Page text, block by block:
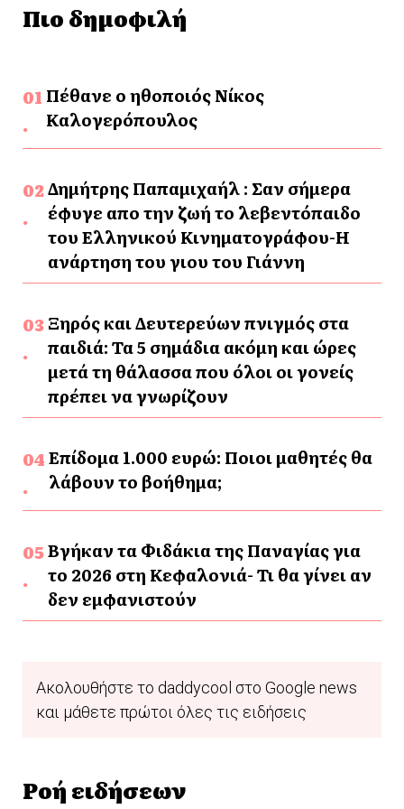
Πιο δημοφιλή
Πέθανε ο ηθοποιός Νίκος
Καλογερόπουλος
Δημήτρης Παπαμιχαήλ : Σαν σήμερα
έφυγε απο την ζωή το λεβεντόπαιδο
του Ελληνικού Κινηματογράφου-Η
ανάρτηση του γιου του Γιάννη
Ξηρός και Δευτερεύων πνιγμός στα
παιδιά: Τα 5 σημάδια ακόμη και ώρες
μετά τη θάλασσα που όλοι οι γονείς
πρέπει να γνωρίζουν
Επίδομα 1.000 ευρώ: Ποιοι μαθητές θα
λάβουν το βοήθημα;
Βγήκαν τα Φιδάκια της Παναγίας για
το 2026 στη Κεφαλονιά- Τι θα γίνει αν
δεν εμφανιστούν
Ακολουθήστε το daddycool στο Google news
και μάθετε πρώτοι όλες τις ειδήσεις
Ροή ειδήσεων